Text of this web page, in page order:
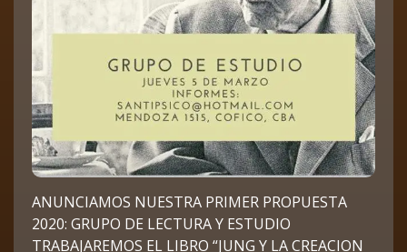
ANUNCIAMOS NUESTRA PRIMER PROPUESTA
2020: GRUPO DE LECTURA Y ESTUDIO
TRABAJAREMOS EL LIBRO “JUNG Y LA CREACION